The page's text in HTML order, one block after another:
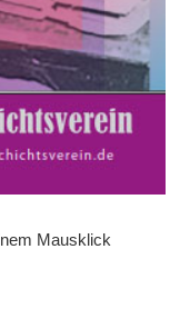
Mausklick